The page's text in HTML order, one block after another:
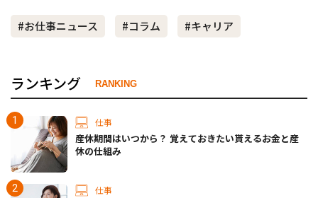
#お仕事ニュース #コラム #キャリア
ランキング RANKING
仕事
産休期間はいつから？ 覚えておきたい貰えるお金と産
休の仕組み
仕事